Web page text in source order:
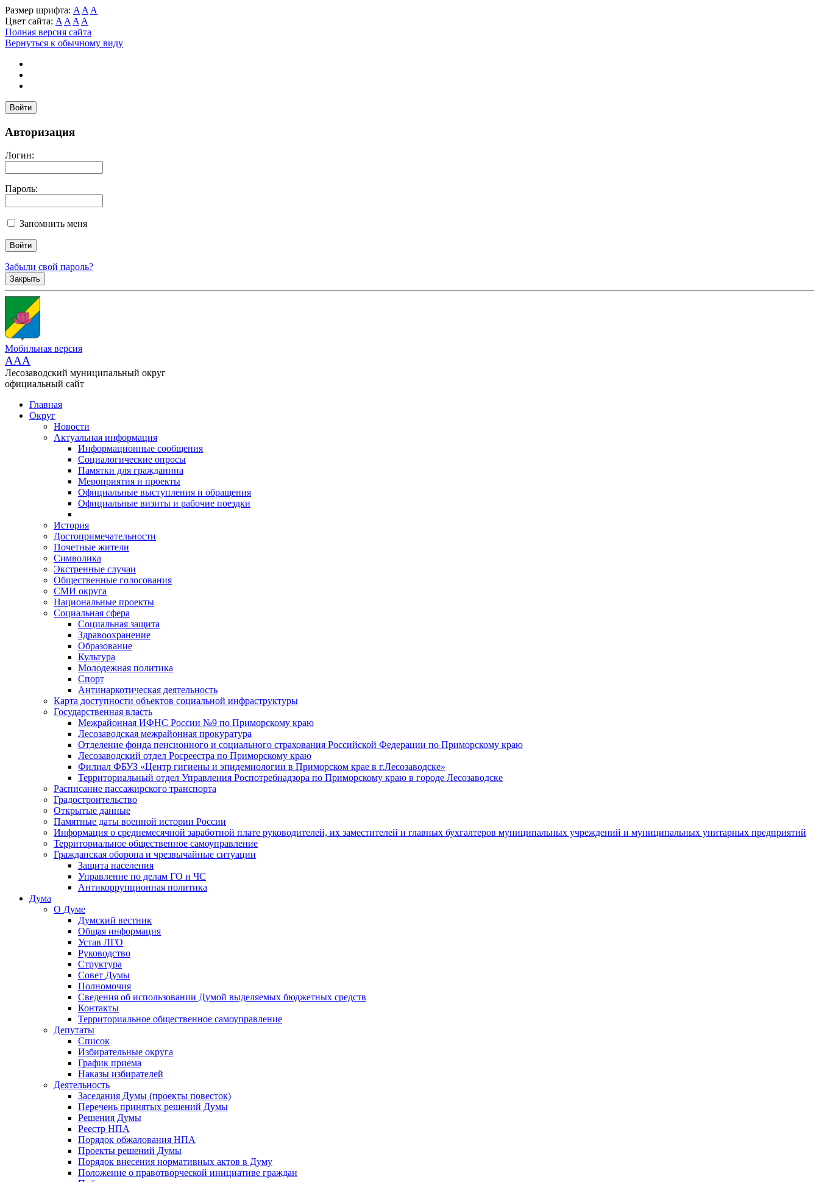
Размер шрифта: A A A
Цвет сайта: A A A A
Полная версия сайта
Вернуться к обычному виду
Войти
Авторизация
Логин:
Пароль:
Запомнить меня
Забыли свой пароль?
Закрыть
Мобильная версия
AAA
Лесозаводский муниципальный округ
официальный сайт
Главная
Округ
Новости
Актуальная информация
Информационные сообщения
Социалогические опросы
Памятки для гражданина
Мероприятия и проекты
Официальные выступления и обращения
Официальные визиты и рабочие поездки
История
Достопримечательности
Почетные жители
Символика
Экстренные случаи
Общественные голосования
СМИ округа
Национальные проекты
Социальная сфера
Социальная защита
Здравоохранение
Образование
Культура
Молодежная политика
Спорт
Антинаркотическая деятельность
Карта доступности объектов социальной инфраструктуры
Государственная власть
Межрайонная ИФНС России №9 по Приморскому краю
Лесозаводская межрайонная прокуратура
Отделение фонда пенсионного и социального страхования Российской Федерации по Приморскому краю
Лесозаводский отдел Росреестра по Приморскому краю
Филиал ФБУЗ «Центр гигиены и эпидемиологии в Приморском крае в г.Лесозаводске»
Территориальный отдел Управления Роспотребнадзора по Приморскому краю в городе Лесозаводске
Расписание пассажирского транспорта
Градостроительство
Открытые данные
Памятные даты военной истории России
Информация о среднемесячной заработной плате руководителей, их заместителей и главных бухгалтеров муниципальных учреждений и муниципальных унитарных предприятий
Территориальное общественное самоуправление
Гражданская оборона и чрезвычайные ситуации
Защита населения
Управление по делам ГО и ЧС
Антикоррупционная политика
Дума
О Думе
Думский вестник
Общая информация
Устав ЛГО
Руководство
Структура
Совет Думы
Полномочия
Сведения об использовании Думой выделяемых бюджетных средств
Контакты
Территориальное общественное самоуправление
Депутаты
Список
Избирательные округа
График приема
Наказы избирателей
Деятельность
Заседания Думы (проекты повесток)
Перечень принятых решений Думы
Решения Думы
Реестр НПА
Порядок обжалования НПА
Проекты решений Думы
Порядок внесения нормативных актов в Думу
Положение о правотворческой инициативе граждан